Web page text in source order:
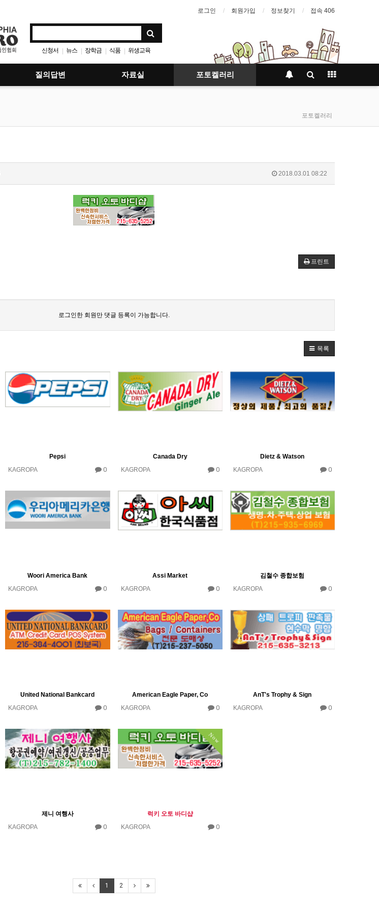
로그인 회원가입 정보찾기 접속 406
신청서 | 뉴스 | 장학금 | 식품 | 위생교육
질의답변 자료실 포토켈러리
포토켈러리
2018.03.01 08:22
프린트
로그인한 회원만 댓글 등록이 가능합니다.
목록
Pepsi
KAGROPA
0
Canada Dry
KAGROPA
0
Dietz & Watson
KAGROPA
0
Woori America Bank
KAGROPA
0
Assi Market
KAGROPA
0
김철수 종합보험
KAGROPA
0
United National Bankcard
KAGROPA
0
American Eagle Paper, Co
KAGROPA
0
AnT's Trophy & Sign
KAGROPA
0
제니 여행사
KAGROPA
0
Now
럭키 오토 바디샵
KAGROPA
0
1 2